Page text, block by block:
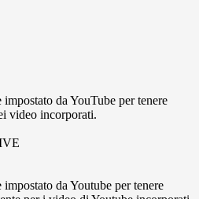
da YouTube per tenere
video incorporati.
da Youtube per tenere